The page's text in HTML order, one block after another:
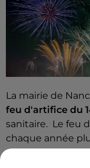
La mairie de
feu d'artifice du
sanitaire. Le feu
chaque année
Cet été sera